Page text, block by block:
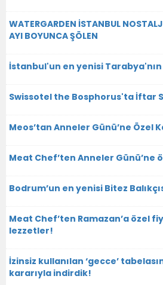
WATERGARDEN İSTANBUL
AYI BOYUNCA ŞÖLEN
İstanbul'un en yenisi Tarabya'nın
Swissotel the Bosphorus'ta İftar
Meos’tan Anneler Günü’ne Özel
Meat Chef’ten Anneler Günü’ne
Bodrum’un en yenisi Bitez
Meat Chef’ten Ramazan’a özel
lezzetler!
İzinsiz kullanılan ‘gecce’
kararıyla indirdik!